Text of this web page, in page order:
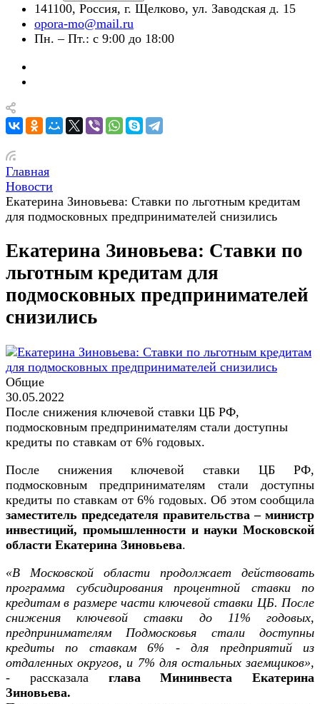
141100, Россия, г. Щелково, ул. Заводская д. 15
opora-mo@mail.ru
Пн. – Пт.: с 9:00 до 18:00
Главная
Новости
Екатерина Зиновьева: Ставки по льготным кредитам
для подмосковных предпринимателей снизились
Екатерина Зиновьева: Ставки по
льготным кредитам для
подмосковных предпринимателей
снизились
Общие
30.05.2022
После снижения ключевой ставки ЦБ РФ,
подмосковным предпринимателям стали доступны
кредиты по ставкам от 6% годовых.
После снижения ключевой ставки ЦБ РФ,
подмосковным предпринимателям стали доступны
кредиты по ставкам от 6% годовых. Об этом сообщила
заместитель председателя правительства – министр
инвестиций, промышленности и науки Московской
области Екатерина Зиновьева.
«В Московской области продолжает действовать
программа субсидирования процентной ставки по
кредитам в размере части ключевой ставки ЦБ. После
снижения ключевой ставки до 11% годовых,
предпринимателям Подмосковья стали доступны
кредиты по ставкам 6% - для предприятий из
отдаленных округов, и 7% для остальных заемщиков»,
- рассказала глава Мининвеста Екатерина
Зиновьева.